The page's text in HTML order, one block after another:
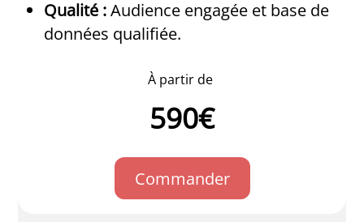
Qualité :Audience engagée et base de
données qualifiée.
À partir de
590€
Commander